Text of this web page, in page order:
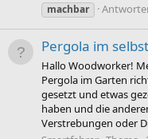
machbar
Pergola im
Hallo Woodworker!
Pergola im Garten
gesetzt und etwas
haben und die
Verstrebungen oder